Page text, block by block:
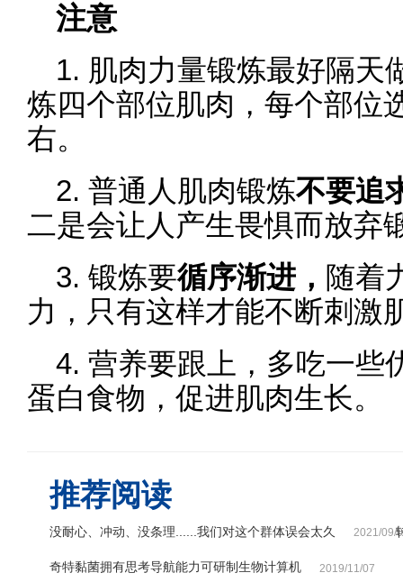
注意
1. 肌肉力量锻炼最好隔天
炼四个部位肌肉，每个部位
右。
2. 普通人肌肉锻炼不要追
二是会让人产生畏惧而放弃
3. 锻炼要循序渐进， 随着
力，只有这样才能不断刺激
4. 营养要跟上，多吃一些
蛋白食物，促进肌肉生长。
推荐阅读
没耐心、冲动、没条理......我们对这个群体误会太久 2021/09/
奇特黏菌拥有思考导航能力可研制生物计算机 2019/11/07